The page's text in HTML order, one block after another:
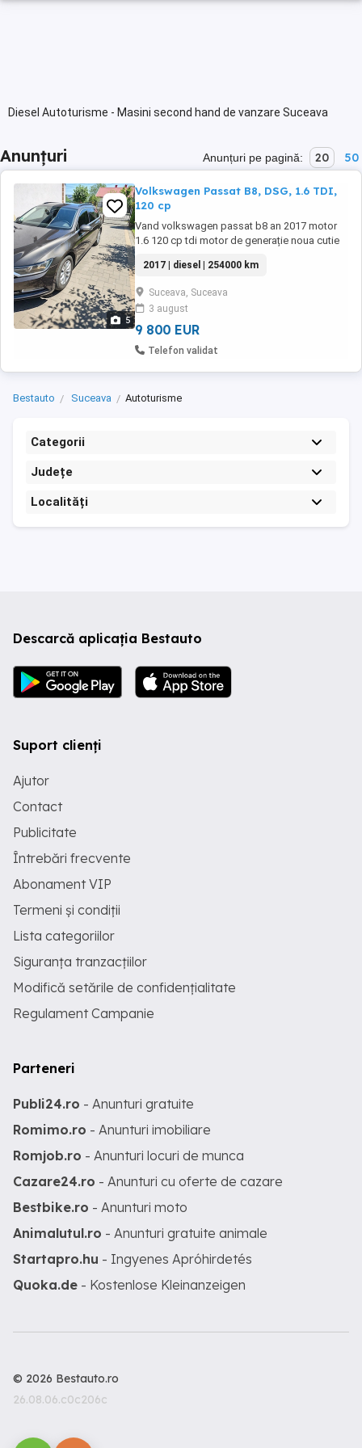
Diesel Autoturisme - Masini second hand de vanzare Suceava
Anunțuri Anunțuri pe pagină: 20 50
5
Volkswagen Passat B8, DSG, 1.6 TDI,
120 cp
Vand volkswagen passat b8 an 2017 motor
1.6 120 cp tdi motor de generație noua cutie
uscată)km reali verificabili. Euro 6 * An 2017 *
Motor 1600 cmc diesel FARĂ Adblue * 120 cp
* Norma de poluare Euro 6 * Cutie de viteze
Automata DSG 7+1 * Oglinzi heliomate,
incalzite ...
2017 | diesel | 254000 km
Suceava, Suceava
3 august
9 800 EUR
Telefon validat
Bestauto Suceava Autoturisme
Categorii
Județe
Localități
Descarcă aplicația Bestauto
Suport clienți
Ajutor
Contact
Publicitate
Întrebări frecvente
Abonament VIP
Termeni și condiții
Lista categoriilor
Siguranța tranzacțiilor
Modifică setările de confidențialitate
Regulament Campanie
Parteneri
Publi24.ro - Anunturi gratuite
Romimo.ro - Anunturi imobiliare
Romjob.ro - Anunturi locuri de munca
Cazare24.ro - Anunturi cu oferte de cazare
Bestbike.ro - Anunturi moto
Animalutul.ro - Anunturi gratuite animale
Startapro.hu - Ingyenes Apróhirdetés
Quoka.de - Kostenlose Kleinanzeigen
© 2026 Bestauto.ro
26.08.06.c0c206c